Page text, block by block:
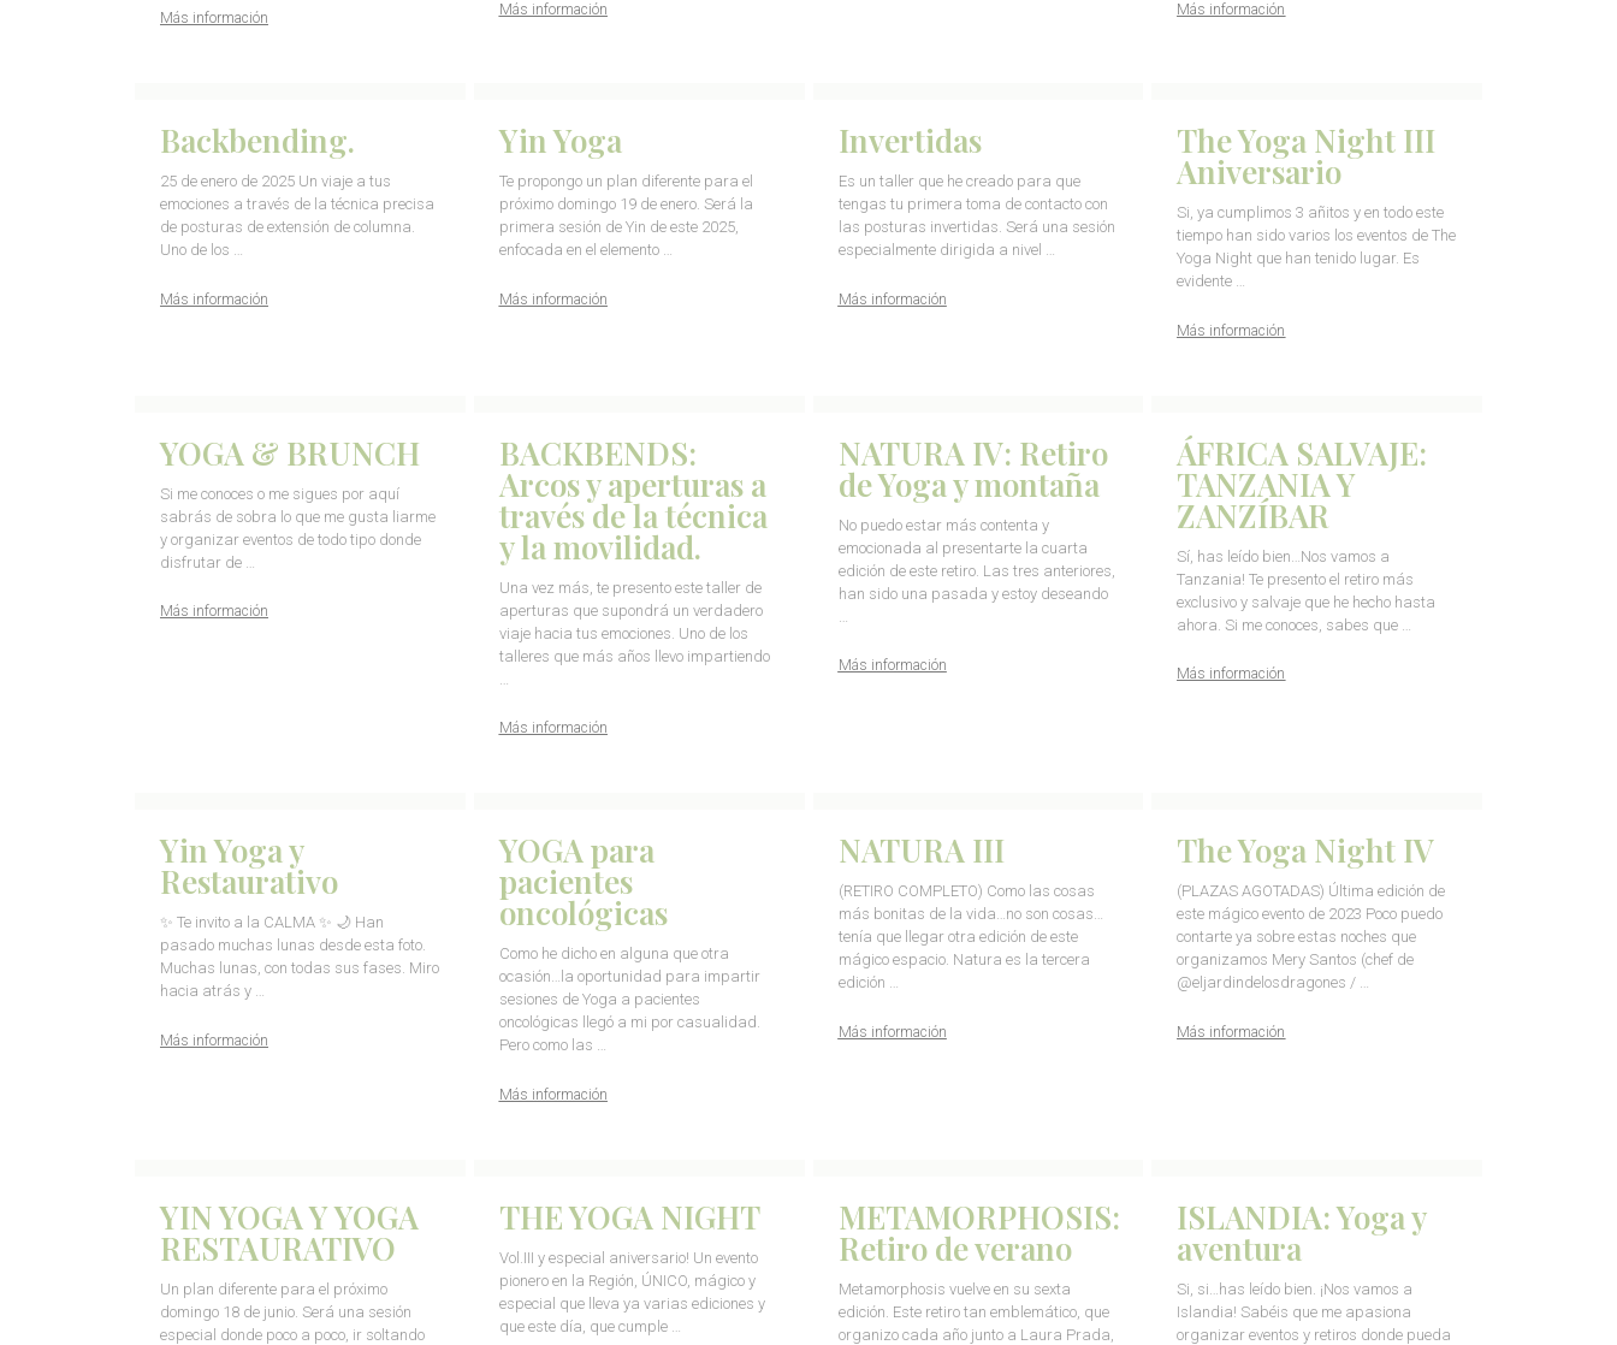
Más información Más información Más información
Backbending.
25 de enero de 2025 Un viaje a tus
emociones a través de la técnica precisa
de posturas de extensión de columna.
Uno de los …
Más información
Yin Yoga
Te propongo un plan diferente para el
próximo domingo 19 de enero. Será la
primera sesión de Yin de este 2025,
enfocada en el elemento …
Más información
Invertidas
Es un taller que he creado para que
tengas tu primera toma de contacto con
las posturas invertidas. Será una sesión
especialmente dirigida a nivel …
Más información
The Yoga Night III
Aniversario
Si, ya cumplimos 3 añitos y en todo este
tiempo han sido varios los eventos de The
Yoga Night que han tenido lugar. Es
evidente …
Más información
YOGA & BRUNCH
Si me conoces o me sigues por aquí
sabrás de sobra lo que me gusta liarme
y organizar eventos de todo tipo donde
disfrutar de …
Más información
BACKBENDS:
Arcos y aperturas a
través de la técnica
y la movilidad.
Una vez más, te presento este taller de
aperturas que supondrá un verdadero
viaje hacia tus emociones. Uno de los
talleres que más años llevo impartiendo
Más información
NATURA IV: Retiro
de Yoga y montaña
No puedo estar más contenta y
emocionada al presentarte la cuarta
edición de este retiro. Las tres anteriores,
han sido una pasada y estoy deseando
Más información
ÁFRICA SALVAJE:
TANZANIA Y
ZANZÍBAR
Sí, has leído bien…Nos vamos a
Tanzania! Te presento el retiro más
exclusivo y salvaje que he hecho hasta
ahora. Si me conoces, sabes que …
Más información
Yin Yoga y
Restaurativo
✨ Te invito a la CALMA ✨ 🌙 Han
pasado muchas lunas desde esta foto.
Muchas lunas, con todas sus fases. Miro
hacia atrás y …
Más información
YOGA para
pacientes
oncológicas
Como he dicho en alguna que otra
ocasión…la oportunidad para impartir
sesiones de Yoga a pacientes
oncológicas llegó a mi por casualidad.
Pero como las …
Más información
NATURA III
(RETIRO COMPLETO) Como las cosas
más bonitas de la vida…no son cosas…
tenía que llegar otra edición de este
mágico espacio. Natura es la tercera
edición …
Más información
The Yoga Night IV
(PLAZAS AGOTADAS) Última edición de
este mágico evento de 2023 Poco puedo
contarte ya sobre estas noches que
organizamos Mery Santos (chef de
@eljardindelosdragones / …
Más información
YIN YOGA Y YOGA
RESTAURATIVO
Un plan diferente para el próximo
domingo 18 de junio. Será una sesión
especial donde poco a poco, ir soltando
THE YOGA NIGHT
Vol.III y especial aniversario! Un evento
pionero en la Región, ÚNICO, mágico y
especial que lleva ya varias ediciones y
que este día, que cumple …
METAMORPHOSIS:
Retiro de verano
Metamorphosis vuelve en su sexta
edición. Este retiro tan emblemático, que
organizo cada año junto a Laura Prada,
ISLANDIA: Yoga y
aventura
Si, si…has leído bien. ¡Nos vamos a
Islandia! Sabéis que me apasiona
organizar eventos y retiros donde pueda